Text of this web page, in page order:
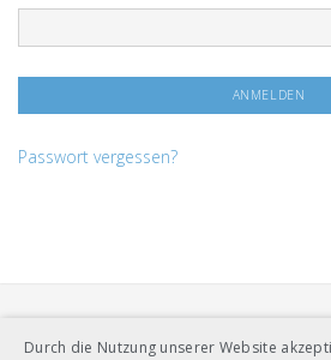
Passwort vergessen?
Durch die Nutzung unserer Website